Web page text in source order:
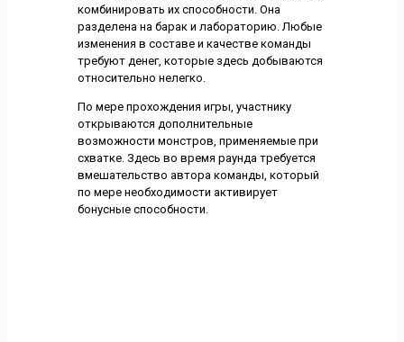
комбинировать их способности. Она
разделена на барак и лабораторию. Любые
изменения в составе и качестве команды
требуют денег, которые здесь добываются
относительно нелегко.
По мере прохождения игры, участнику
открываются дополнительные
возможности монстров, применяемые при
схватке. Здесь во время раунда требуется
вмешательство автора команды, который
по мере необходимости активирует
бонусные способности.